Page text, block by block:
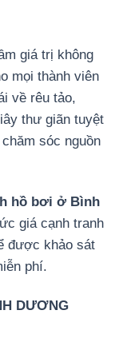
giá trị không
mọi thành viên
về rêu tảo,
thư giãn tuyệt
sóc nguồn
hồ bơi ở Bình
giá cạnh tranh
được khảo sát
phí.
DƯƠNG